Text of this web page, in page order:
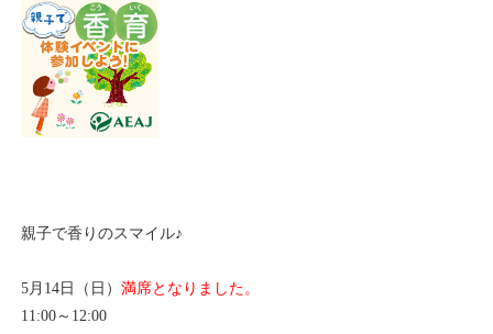
親子で香りのスマイル♪
5月14日（日）満席となりました。
11:00～12:00